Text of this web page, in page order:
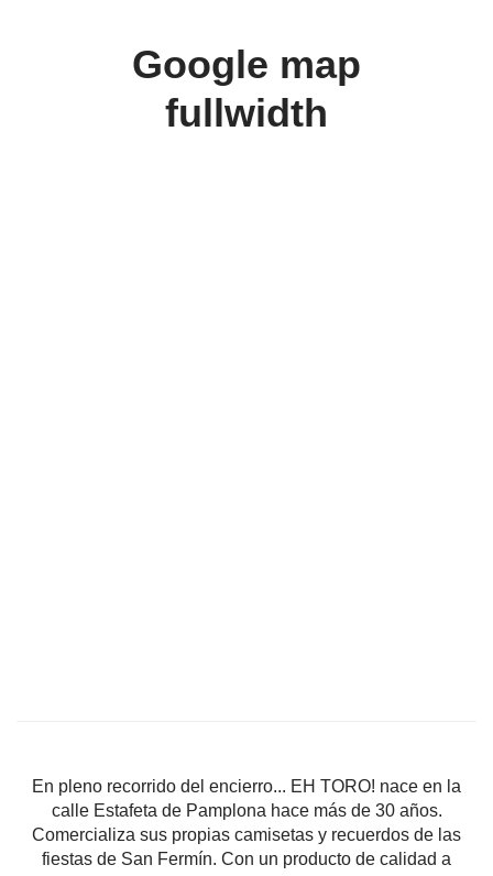
Google map
fullwidth
En pleno recorrido del encierro... EH TORO! nace en la
calle Estafeta de Pamplona hace más de 30 años.
Comercializa sus propias camisetas y recuerdos de las
fiestas de San Fermín. Con un producto de calidad a